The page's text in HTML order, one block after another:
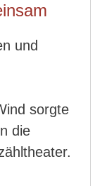
und
sorgte
die